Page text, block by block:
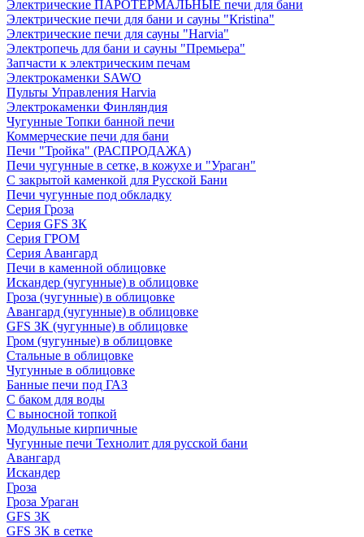
Электрические ПАРОТЕРМАЛЬНЫЕ печи для бани
Электрические печи для бани и сауны "Кristina"
Электрические печи для сауны "Harvia"
Электропечь для бани и сауны "Премьера"
Запчасти к электрическим печам
Электрокаменки SAWO
Пульты Управления Harvia
Электрокаменки Финляндия
Чугунные Топки банной печи
Коммерческие печи для бани
Печи "Тройка" (РАСПРОДАЖА)
Печи чугунные в сетке, в кожухе и "Ураган"
С закрытой каменкой для Русской Бани
Печи чугунные под обкладку
Серия Гроза
Серия GFS ЗК
Серия ГРОМ
Серия Авангард
Печи в каменной облицовке
Искандер (чугунные) в облицовке
Гроза (чугунные) в облицовке
Авангард (чугунные) в облицовке
GFS ЗК (чугунные) в облицовке
Гром (чугунные) в облицовке
Стальные в облицовке
Чугунные в облицовке
Банные печи под ГАЗ
С баком для воды
С выносной топкой
Модульные кирпичные
Чугунные печи Технолит для русской бани
Авангард
Искандер
Гроза
Гроза Ураган
GFS 3K
GFS 3K в сетке